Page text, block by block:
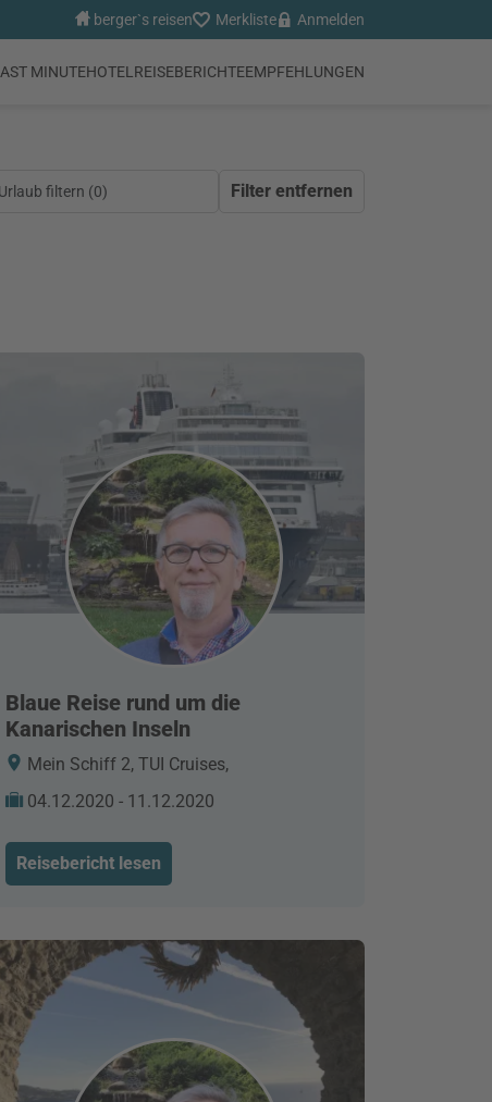
berger`s reisen Merkliste Anmelden
MINUTEHOTEL REISEBERICHTEEMPFEHLUNGEN
filtern (0) Filter entfernen
Blaue Reise rund um die
Kanarischen Inseln
Mein Schiff 2, TUI Cruises,
04.12.2020 - 11.12.2020
Reisebericht lesen